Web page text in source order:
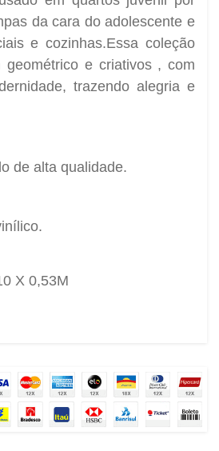
da cara do adolescente e
e cozinhas.Essa coleção
geométrico e criativos , com
trazendo alegria e
de alta qualidade.
X 0,53M